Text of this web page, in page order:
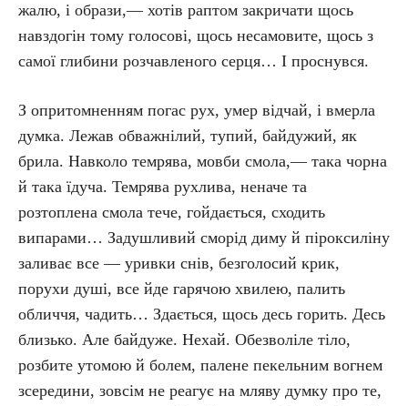
жалю, і образи,— хотів раптом закричати щось
навздогін тому голосові, щось несамовите, щось з
самої глибини розчавленого серця… І проснувся.
З опритомненням погас рух, умер відчай, і вмерла
думка. Лежав обважнілий, тупий, байдужий, як
брила. Навколо темрява, мовби смола,— така чорна
й така їдуча. Темрява рухлива, неначе та
розтоплена смола тече, гойдається, сходить
випарами… Задушливий сморід диму й піроксиліну
заливає все — уривки снів, безголосий крик,
порухи душі, все йде гарячою хвилею, палить
обличчя, чадить… Здається, щось десь горить. Десь
близько. Але байдуже. Нехай. Обезволіле тіло,
розбите утомою й болем, палене пекельним вогнем
зсередини, зовсім не реагує на мляву думку про те,